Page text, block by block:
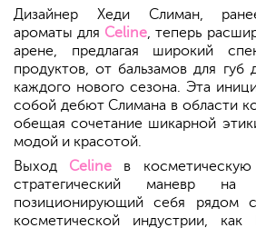
Дизайнер Хеди Слиман,
ароматы для Celine, теперь
арене, предлагая широкий
продуктов, от бальзамов для губ
каждого нового сезона. Эта
собой дебют Слимана в области
обещая сочетание шикарной
модой и красотой.
Выход Celine в
стратегический маневр
позиционирующий себя рядом
косметической индустрии,